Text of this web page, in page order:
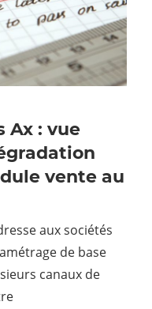
Ax : vue
vente au
aux sociétés
de base
canaux de